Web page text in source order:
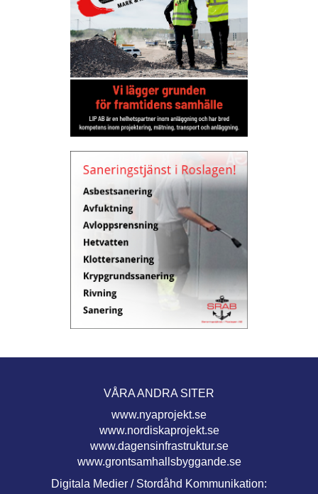
VÅRA ANDRA SITER
www.nyaprojekt.se
www.nordiskaprojekt.se
www.dagensinfrastruktur.se
www.grontsamhallsbyggande.se
Digitala Medier / Stordåhd Kommunikation: